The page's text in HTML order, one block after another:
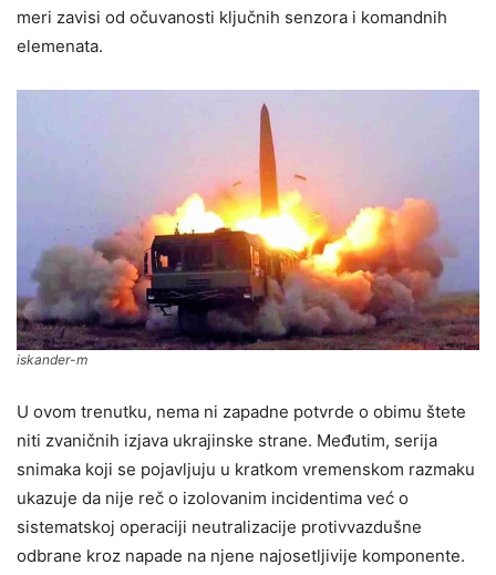
meri zavisi od očuvanosti ključnih senzora i komandnih
elemenata.
iskander-m
U ovom trenutku, nema ni zapadne potvrde o obimu štete
niti zvaničnih izjava ukrajinske strane. Međutim, serija
snimaka koji se pojavljuju u kratkom vremenskom razmaku
ukazuje da nije reč o izolovanim incidentima već o
sistematskoj operaciji neutralizacije protivvazdušne
odbrane kroz napade na njene najosetljivije komponente.